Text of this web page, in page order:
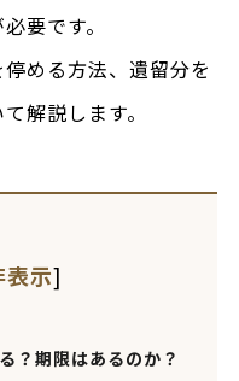
要です。
める方法、遺留分を
解説します。
表示]
？期限はあるのか？